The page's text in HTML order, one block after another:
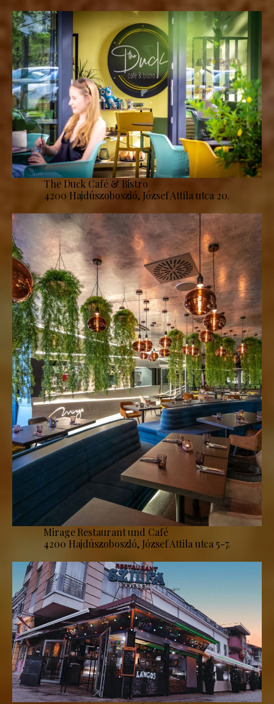
The Duck Café & Bistro
4200 Hajdúszoboszló, József Attila utca 20.
Mirage Restaurant und Café
4200 Hajdúszoboszló, József Attila utca 5-7.